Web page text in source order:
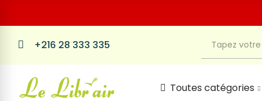
+216 28 333 335
Toutes catégories